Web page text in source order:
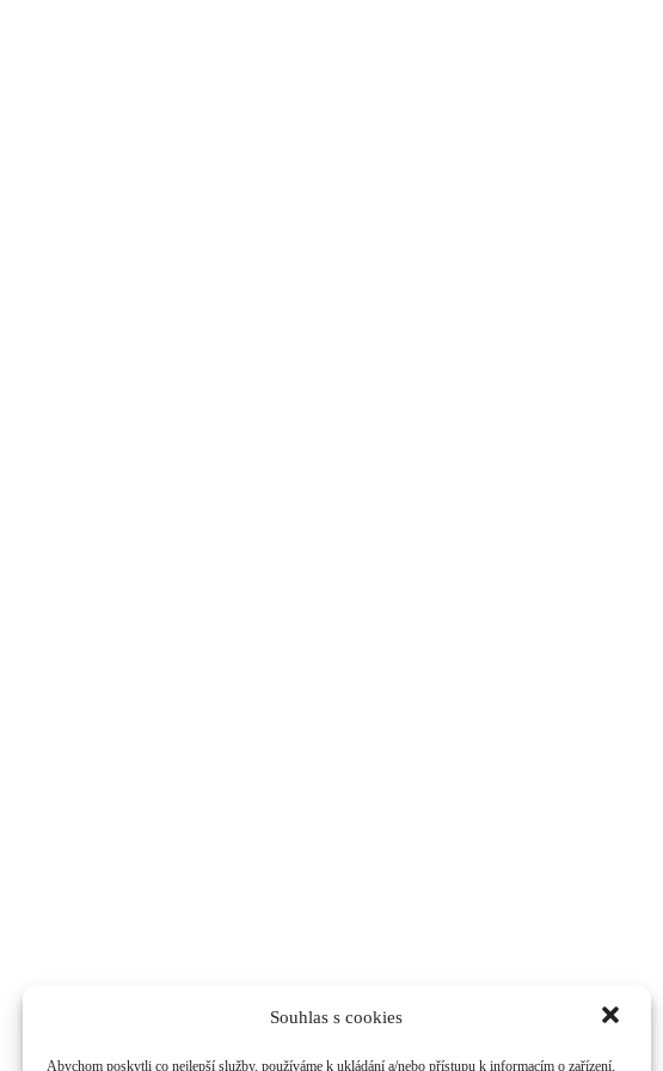
Souhlas s cookies
Abychom poskytli co nejlepší služby, používáme k ukládání a/nebo přístupu k informacím o zařízení,